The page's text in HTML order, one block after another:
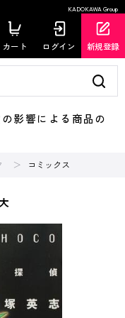
KADOKAWA Group
カート ログイン 新規登録
影響による商品の
コミックス